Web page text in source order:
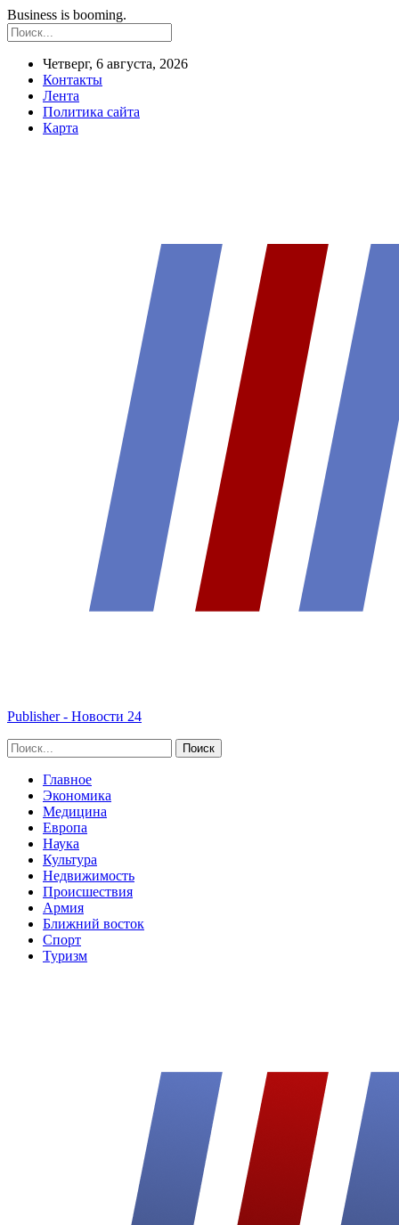
Business is booming.
Четверг, 6 августа, 2026
Контакты
Лента
Политика сайта
Карта
Publisher - Новости 24
Главное
Экономика
Медицина
Европа
Наука
Культура
Недвижимость
Происшествия
Армия
Ближний восток
Спорт
Туризм